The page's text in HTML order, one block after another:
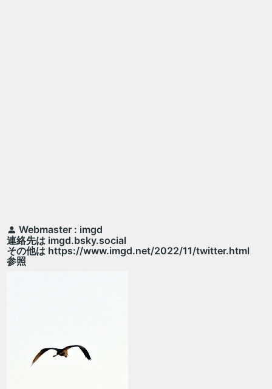
Webmaster : imgd
連絡先は imgd.bsky.social
その他は https://www.imgd.net/2022/11/twitter.html
参照